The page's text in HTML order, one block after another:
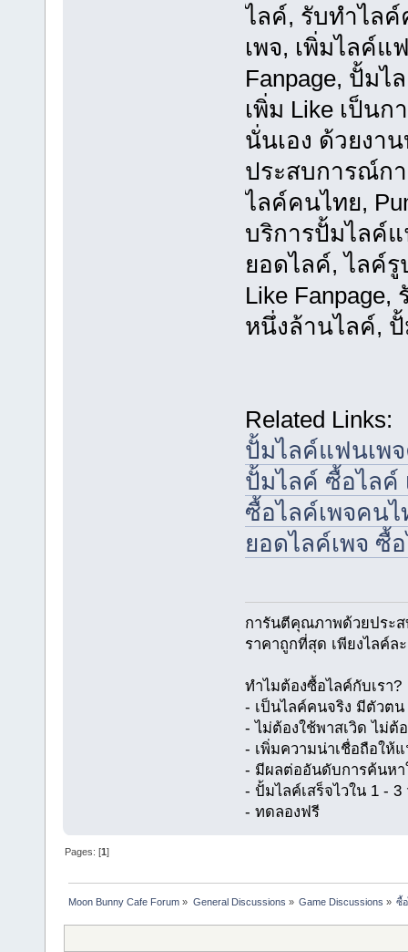
ไลค์, รับทำไล
เพจ, เพิ่มไลค์แ
Fanpage, ปั้ม
เพิ่ม Like เป็น
นั่นเอง ด้วยงา
ประสบการณ์ก
ไลค์คนไทย,
บริการปั้มไลค์
ยอดไลค์, ไลค์
Like
หนึ่งล้านไลค์,
Related Links:
ปั้มไลค์แฟนเพ
ปั้มไลค์ ซื้อไลค์
ซื้อไลค์เพจคนไ
ยอดไลค์เพจ ซื้
การันตีคุณภาพด้วยประ
ราคาถูกที่สุด เพียงไลค์ล
ทำไมต้องซื้อไลค์กับเรา?
- เป็นไลค์คนจริง มีตัวตน
- ไม่ต้องใช้พาสเวิด ไม่ต้
- เพิ่มความน่าเชื่อถือให้
- มีผลต่ออันดับการค้นหา
- ปั้มไลค์เสร็จไวใน 1 - 3
- ทดลองฟรี
Pages: [1]
Moon Bunny Cafe Forum » General Discussions » Game Discussions » ซื้